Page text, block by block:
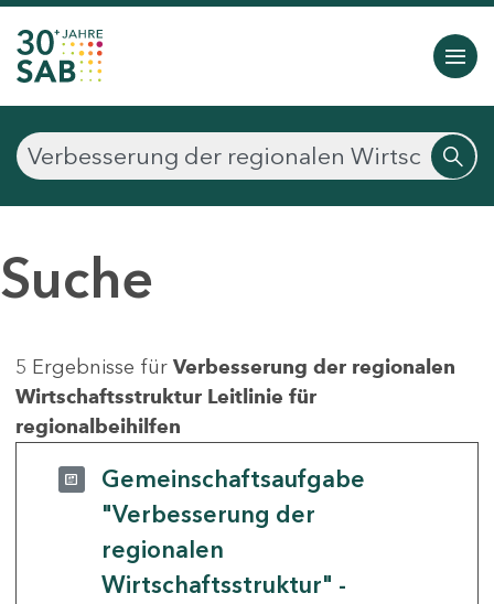
Suche
5 Ergebnisse für Verbesserung der regionalen
Wirtschaftsstruktur Leitlinie für
regionalbeihilfen
Gemeinschaftsaufgabe
"Verbesserung der
regionalen
Wirtschaftsstruktur" -